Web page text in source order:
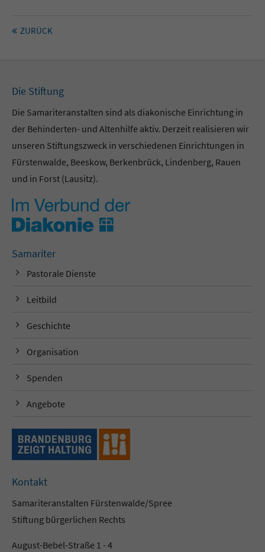
ZURÜCK
Die Stiftung
Die Samariteranstalten sind als diakonische Einrichtung in
der Behinderten- und Altenhilfe aktiv. Derzeit realisieren wir
unseren Stiftungszweck in verschiedenen Einrichtungen in
Fürstenwalde, Beeskow, Berkenbrück, Lindenberg, Rauen
und in Forst (Lausitz).
Samariter
Pastorale Dienste
Leitbild
Geschichte
Organisation
Spenden
Angebote
Kontakt
Samariteranstalten Fürstenwalde/Spree
Stiftung bürgerlichen Rechts
August-Bebel-Straße 1 - 4